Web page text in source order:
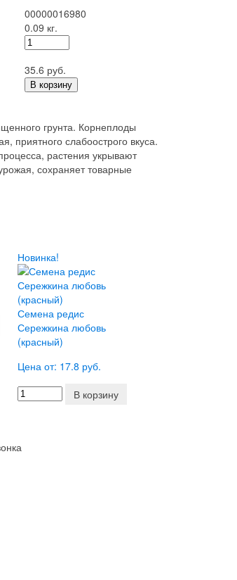
00000016980
0.09 кг.
35.6 руб.
В корзину
грунта. Корнеплоды
приятного слабоострого вкуса.
растения укрывают
сохраняет товарные
Новинка!
Семена редис
Сережкина любовь
(красный)
Цена от: 17.8 руб.
В корзину